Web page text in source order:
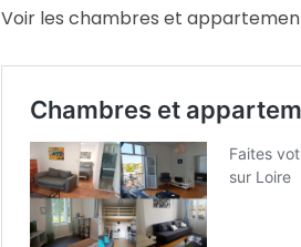
Voir les chambres et